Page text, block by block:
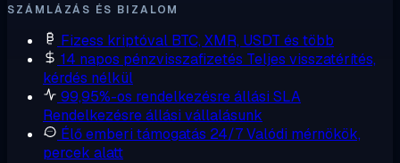
SZÁMLÁZÁS ÉS BIZALOM
Fizess kriptóval BTC, XMR, USDT és több
14 napos pénzvisszafizetés Teljes visszatérítés,
kérdés nélkül
99,95%-os rendelkezésre állási SLA
Rendelkezésre állási vállalásunk
Élő emberi támogatás 24/7Valódi mérnökök,
percek alatt